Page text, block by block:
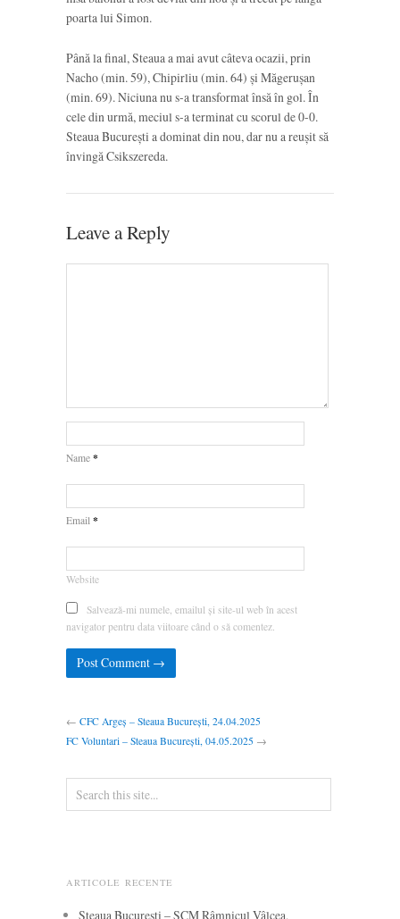
poarta lui Simon.
Până la final, Steaua a mai avut câteva ocazii, prin
Nacho (min. 59), Chipirliu (min. 64) și Măgerușan
(min. 69). Niciuna nu s-a transformat însă în gol. În
cele din urmă, meciul s-a terminat cu scorul de 0-0.
Steaua București a dominat din nou, dar nu a reușit să
învingă Csikszereda.
Leave a Reply
Name *
Email *
Website
Salvează-mi numele, emailul și site-ul web în acest
navigator pentru data viitoare când o să comentez.
← CFC Argeș – Steaua București, 24.04.2025
FC Voluntari – Steaua București, 04.05.2025 →
ARTICOLE RECENTE
Steaua București – SCM Râmnicul Vâlcea,